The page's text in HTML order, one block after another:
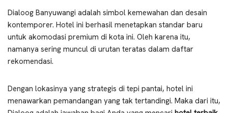
Dialoog Banyuwangi adalah simbol kemewahan dan desain
kontemporer. Hotel ini berhasil menetapkan standar baru
untuk akomodasi premium di kota ini. Oleh karena itu,
namanya sering muncul di urutan teratas dalam daftar
rekomendasi.
Dengan lokasinya yang strategis di tepi pantai, hotel ini
menawarkan pemandangan yang tak tertandingi. Maka dari itu,